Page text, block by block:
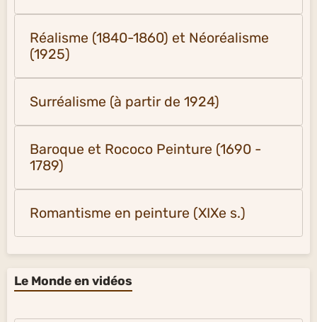
Réalisme (1840-1860) et Néoréalisme
(1925)
Surréalisme (à partir de 1924)
Baroque et Rococo Peinture (1690 -
1789)
Romantisme en peinture (XIXe s.)
Le Monde en vidéos